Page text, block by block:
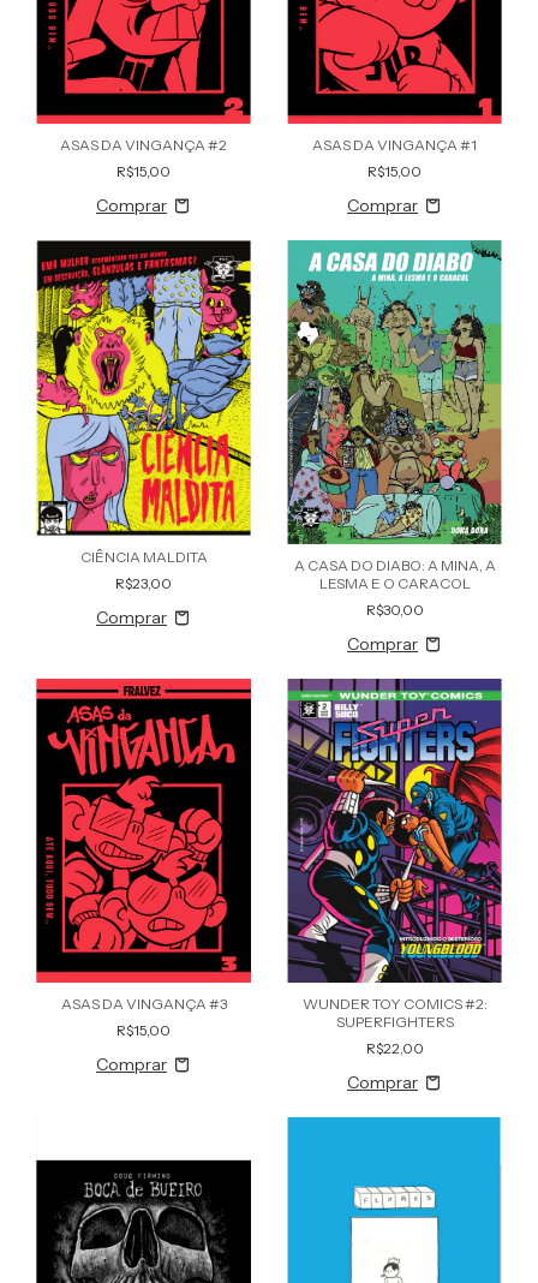
ASAS DA VINGANÇA #2
R$15,00
ASAS DA VINGANÇA #1
R$15,00
CIÊNCIA MALDITA
R$23,00
A CASA DO DIABO: A MINA, A
LESMA E O CARACOL
R$30,00
ASAS DA VINGANÇA #3
R$15,00
WUNDER TOY COMICS #2:
SUPERFIGHTERS
R$22,00